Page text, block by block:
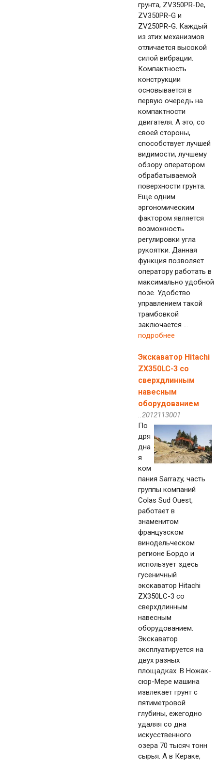
грунта, ZV350PR-De,
ZV350PR-G и
ZV250PR-G. Каждый
из этих механизмов
отличается высокой
силой вибрации.
Компактность
конструкции
основывается в
первую очередь на
компактности
двигателя. А это, со
своей стороны,
способствует лучшей
видимости, лучшему
обзору оператором
обрабатываемой
поверхности грунта.
Еще одним
эргономическим
фактором является
возможность
регулировки угла
рукоятки. Данная
функция позволяет
оператору работать в
максимально удобной
позе. Удобство
управлением такой
трамбовкой
заключается ...
подробнее
Экскаватор Hitachi
ZX350LC-3 со
сверхдлинным
навесным
оборудованием
..2012113001
По
дря
дна
я
ком
пания Sarrazy, часть
группы компаний
Colas Sud Ouest,
работает в
знаменитом
французском
винодельческом
регионе Бордо и
использует здесь
гусеничный
экскаватор Hitachi
ZX350LC-3 со
сверхдлинным
навесным
оборудованием.
Экскаватор
эксплуатируется на
двух разных
площадках. В Ножак-
сюр-Мере машина
извлекает грунт с
пятиметровой
глубины, ежегодно
удаляя со дна
искусственного
озера 70 тысяч тонн
сырья. А в Кераке,